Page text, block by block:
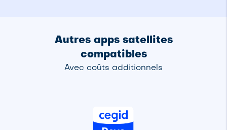
Autres apps satellites
compatibles
Avec coûts additionnels